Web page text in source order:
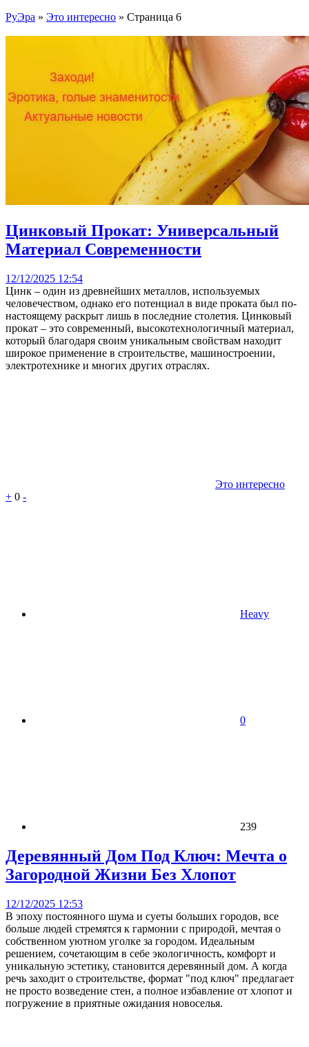
РуЭра » Это интересно » Страница 6
Цинковый Прокат: Универсальный
Материал Современности
12/12/2025 12:54
Цинк – один из древнейших металлов, используемых
человечеством, однако его потенциал в виде проката был по-
настоящему раскрыт лишь в последние столетия. Цинковый
прокат – это современный, высокотехнологичный материал,
который благодаря своим уникальным свойствам находит
широкое применение в строительстве, машиностроении,
электротехнике и многих других отраслях.
Это интересно
+ 0 -
Heavy
0
239
Деревянный Дом Под Ключ: Мечта о
Загородной Жизни Без Хлопот
12/12/2025 12:53
В эпоху постоянного шума и суеты больших городов, все
больше людей стремятся к гармонии с природой, мечтая о
собственном уютном уголке за городом. Идеальным
решением, сочетающим в себе экологичность, комфорт и
уникальную эстетику, становится деревянный дом. А когда
речь заходит о строительстве, формат "под ключ" предлагает
не просто возведение стен, а полное избавление от хлопот и
погружение в приятные ожидания новоселья.